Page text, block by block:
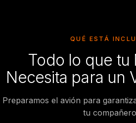
QUÉ ESTÁ
Todo lo que tu
Necesita para un
Preparamos el avión para
tu